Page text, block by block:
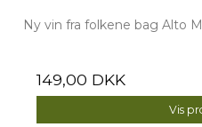
Ny vin fra folkene bag Alto
149,00 DKK
Vis